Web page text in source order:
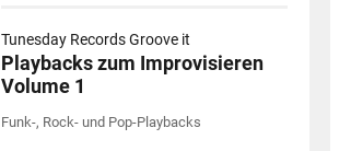
Tunesday Records Groove it
Playbacks zum Improvisieren
Volume 1
Funk-, Rock- und Pop-Playbacks